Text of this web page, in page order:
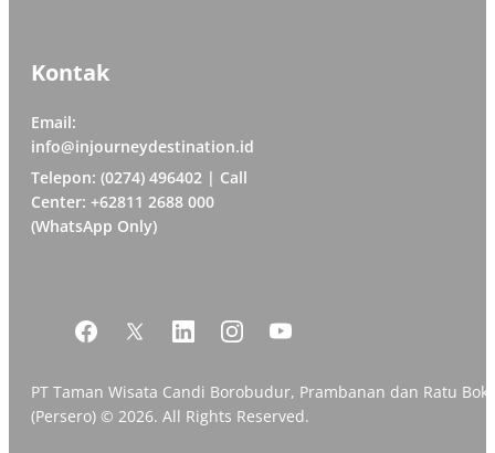
Kontak
Email:
info@injourneydestination.id
Telepon: (0274) 496402 | Call
Center: +62811 2688 000
(WhatsApp Only)
PT Taman Wisata Candi Borobudur, Prambanan dan Ratu
(Persero) © 2026. All Rights Reserved.